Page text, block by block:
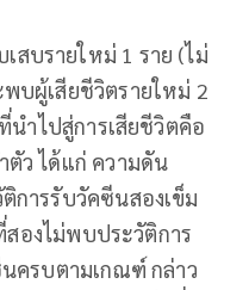
บรายใหม่ 1 ราย (ไม่
บผู้เสียชีวิตรายใหม่ 2
นำไปสู่การเสียชีวิตคือ
ตัว ได้แก่ ความดัน
การรับวัคซีนสองเข็ม
สองไม่พบประวัติการ
ครบตามเกณฑ์ กล่าว